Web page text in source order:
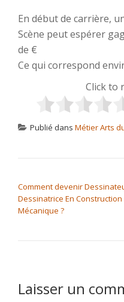
En début de carrière,
Scène peut espérer
de €
Ce qui correspond
Click to
Publié dans Métier Arts
Comment devenir
Dessinatrice En Construction
Mécanique ?
Laisser un